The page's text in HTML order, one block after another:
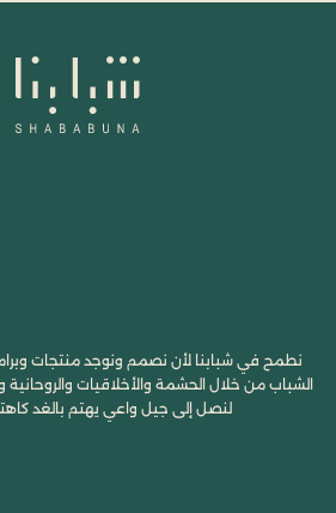
نطمح في شبابنا لأن نصمم ونوجد منتجات
الشباب من خلال الحشمة والأخلاقيات والروحانية
لنصل إلى جيل واعي يهتم بالغد